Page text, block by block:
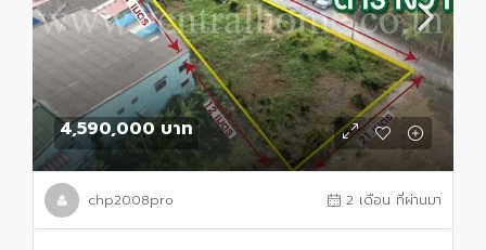
4,590,000 บาท
chp2008pro 2 เดือน ที่ผ่านมา